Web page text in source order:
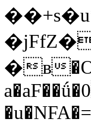
�ʙ